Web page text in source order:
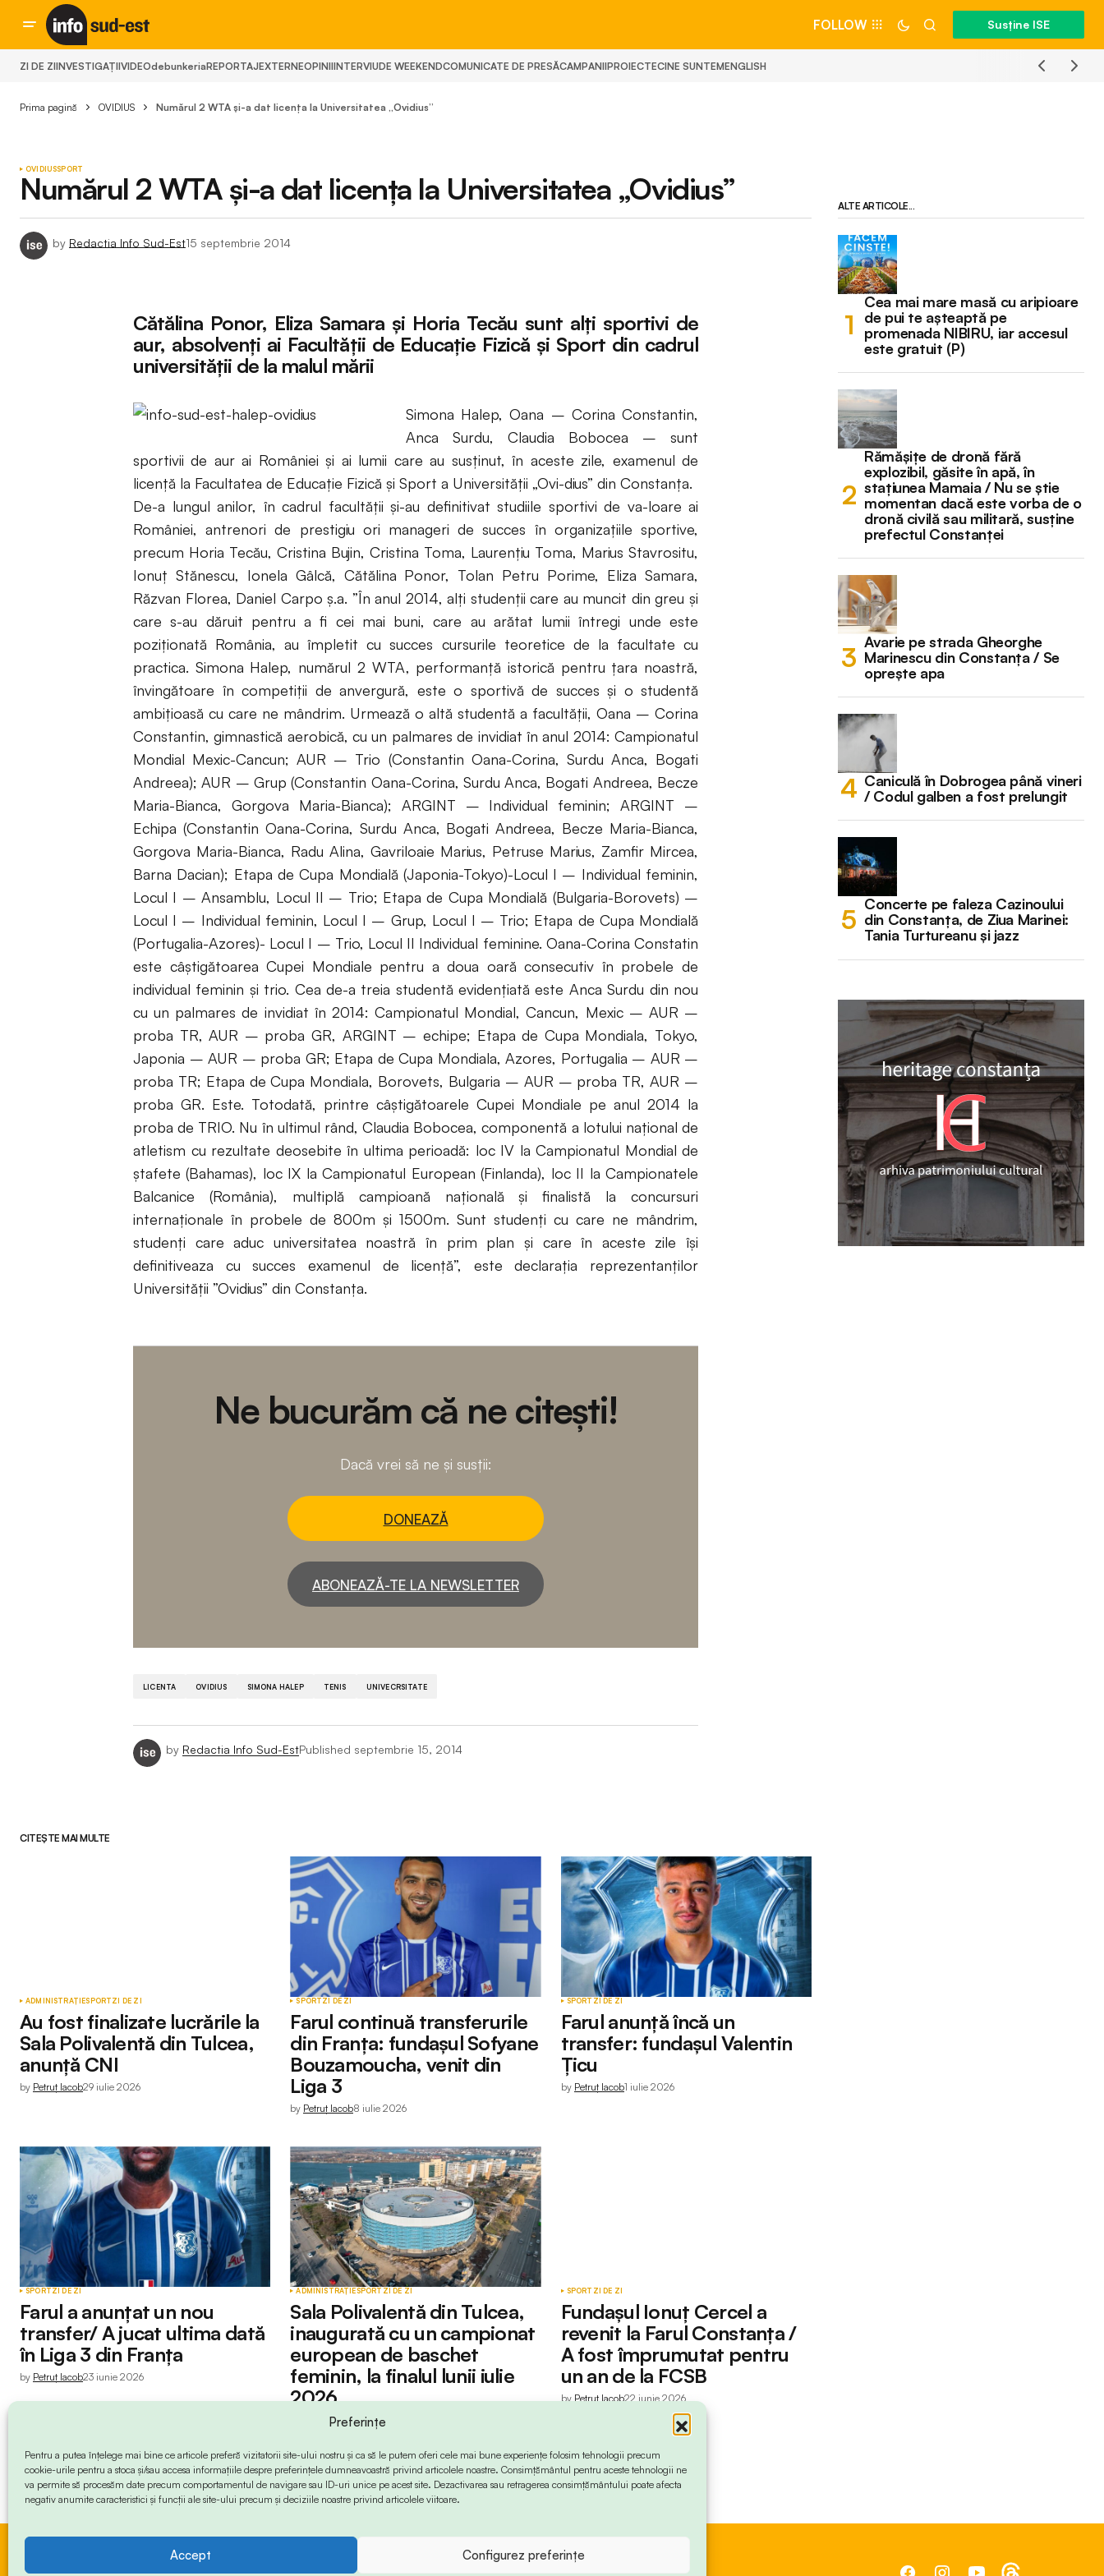
Preferințe
Pentru a putea înțelege mai bine ce articole preferă vizitatorii site-ului nostru și ca să le putem oferi cele mai bune experiențe folosim tehnologii precum
cookie-urile pentru a stoca și/sau accesa informațiile despre preferințele dumneavoastră privind articolele noastre. Consimțământul pentru aceste tehnologii ne
va permite să procesăm date precum comportamentul de navigare sau ID-uri unice pe acest site. Dezactivarea sau retragerea consimțământului poate afecta
negativ anumite caracteristici și funcții ale site-ului precum și deciziile noastre privind articolele viitoare.
Accept Configurez preferințe
FOLLOW Susține ISE
ZI DE ZIINVESTIGAȚIIVIDEOdebunkeriaREPORTAJEXTERNEOPINIIINTERVIUDE WEEKENDCOMUNICATE DE PRESĂCAMPANIIPROIECTECINE SUNTEMENGLISH
Prima pagină OVIDIUS Numărul 2 WTA și-a dat licența la Universitatea „Ovidius”
OVIDIUSSPORT
Numărul 2 WTA și-a dat licența la Universitatea „Ovidius”
by Redactia Info Sud-Est15 septembrie 2014
Cătălina Ponor, Eliza Samara și Horia Tecău sunt alți sportivi de
aur, absolvenți ai Facultății de Educație Fizică și Sport din cadrul
universității de la malul mării
Simona Halep, Oana – Corina Constantin,
Anca Surdu, Claudia Bobocea – sunt
sportivii de aur ai României și ai lumii care au susținut, în aceste zile, examenul de
licență la Facultatea de Educație Fizică și Sport a Universității „Ovi-dius” din Constanța.
De-a lungul anilor, în cadrul facultăţii şi-au definitivat studiile sportivi de va-loare ai
României, antrenori de prestigiu ori manageri de succes în organizaţiile sportive,
precum Horia Tecău, Cristina Bujin, Cristina Toma, Laurențiu Toma, Marius Stavrositu,
Ionuț Stănescu, Ionela Gâlcă, Cătălina Ponor, Tolan Petru Porime, Eliza Samara,
Răzvan Florea, Daniel Carpo ș.a. ”În anul 2014, alți studenţii care au muncit din greu şi
care s-au dăruit pentru a fi cei mai buni, care au arătat lumii întregi unde este
poziţionată România, au împletit cu succes cursurile teoretice de la facultate cu
practica. Simona Halep, numărul 2 WTA, performanţă istorică pentru ţara noastră,
învingătoare în competiţii de anvergură, este o sportivă de succes şi o studentă
ambiţioasă cu care ne mândrim. Urmează o altă studentă a facultăţii, Oana – Corina
Constantin, gimnastică aerobică, cu un palmares de invidiat în anul 2014: Campionatul
Mondial Mexic-Cancun; AUR – Trio (Constantin Oana-Corina, Surdu Anca, Bogati
Andreea); AUR – Grup (Constantin Oana-Corina, Surdu Anca, Bogati Andreea, Becze
Maria-Bianca, Gorgova Maria-Bianca); ARGINT – Individual feminin; ARGINT –
Echipa (Constantin Oana-Corina, Surdu Anca, Bogati Andreea, Becze Maria-Bianca,
Gorgova Maria-Bianca, Radu Alina, Gavriloaie Marius, Petruse Marius, Zamfir Mircea,
Barna Dacian); Etapa de Cupa Mondială (Japonia-Tokyo)-Locul I – Individual feminin,
Locul I – Ansamblu, Locul II – Trio; Etapa de Cupa Mondială (Bulgaria-Borovets) –
Locul I – Individual feminin, Locul I – Grup, Locul I – Trio; Etapa de Cupa Mondială
(Portugalia-Azores)- Locul I – Trio, Locul II Individual feminine. Oana-Corina Constatin
este câştigătoarea Cupei Mondiale pentru a doua oară consecutiv în probele de
individual feminin și trio. Cea de-a treia studentă evidenţiată este Anca Surdu din nou
cu un palmares de invidiat în 2014: Campionatul Mondial, Cancun, Mexic – AUR –
proba TR, AUR – proba GR, ARGINT – echipe; Etapa de Cupa Mondiala, Tokyo,
Japonia – AUR – proba GR; Etapa de Cupa Mondiala, Azores, Portugalia – AUR –
proba TR; Etapa de Cupa Mondiala, Borovets, Bulgaria – AUR – proba TR, AUR –
proba GR. Este. Totodată, printre câştigătoarele Cupei Mondiale pe anul 2014 la
proba de TRIO. Nu în ultimul rând, Claudia Bobocea, componentă a lotului naţional de
atletism cu rezultate deosebite în ultima perioadă: loc IV la Campionatul Mondial de
ştafete (Bahamas), loc IX la Campionatul European (Finlanda), loc II la Campionatele
Balcanice (România), multiplă campioană naţională şi finalistă la concursuri
internaţionale în probele de 800m şi 1500m. Sunt studenţi cu care ne mândrim,
studenţi care aduc universitatea noastră în prim plan și care în aceste zile își
definitiveaza cu succes examenul de licență”, este declarația reprezentanților
Universității ”Ovidius” din Constanța.
Ne bucurăm că ne citești!
Dacă vrei să ne și susții:
DONEAZĂ
ABONEAZĂ-TE LA NEWSLETTER
LICENTA OVIDIUS SIMONA HALEP TENIS UNIVECRSITATE
by Redactia Info Sud-EstPublished septembrie 15, 2014
CITEȘTE MAI MULTE
ADMINISTRAȚIESPORTZI DE ZI
Au fost finalizate lucrările la
Sala Polivalentă din Tulcea,
anunță CNI
by Petruț Iacob29 iulie 2026
SPORTZI DE ZI
Farul continuă transferurile
din Franța: fundașul Sofyane
Bouzamoucha, venit din
Liga 3
by Petruț Iacob8 iulie 2026
SPORT ZI DE ZI
Farul anunță încă un
transfer: fundașul Valentin
Țicu
by Petruț Iacob1 iulie 2026
SPORTZI DE ZI
Farul a anunțat un nou
transfer/ A jucat ultima dată
în Liga 3 din Franța
by Petruț Iacob23 iunie 2026
ADMINISTRAȚIESPORT ZI DE ZI
Sala Polivalentă din Tulcea,
inaugurată cu un campionat
european de baschet
feminin, la finalul lunii iulie
2026
Petruț Iacob23 iunie 2026
SPORT ZI DE ZI
Fundașul Ionuț Cercel a
revenit la Farul Constanța /
A fost împrumutat pentru
un an de la FCSB
by Petruț Iacob22 iunie 2026
ALTE ARTICOLE...
Cea mai mare masă cu aripioare
de pui te așteaptă pe
promenada NIBIRU, iar accesul
este gratuit (P)
Rămășițe de dronă fără
explozibil, găsite în apă, în
stațiunea Mamaia / Nu se știe
momentan dacă este vorba de o
dronă civilă sau militară, susține
prefectul Constanței
Avarie pe strada Gheorghe
Marinescu din Constanța / Se
oprește apa
Caniculă în Dobrogea până vineri
/ Codul galben a fost prelungit
Concerte pe faleza Cazinoului
din Constanța, de Ziua Marinei:
Tania Turtureanu și jazz
© 2024 Info-Sud-Est. All Rights Reserved.